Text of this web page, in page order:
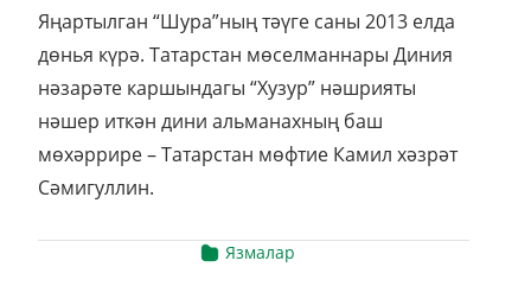
Яңартылган “Шура”ның тәүге саны 2013 елда
дөнья күрә. Татарстан мөселманнары Диния
нәзарәте каршындагы “Хузур” нәшрияты
нәшер иткән дини альманахның баш
мөхәррире – Татарстан мөфтие Камил хәзрәт
Сәмигуллин.
Язмалар